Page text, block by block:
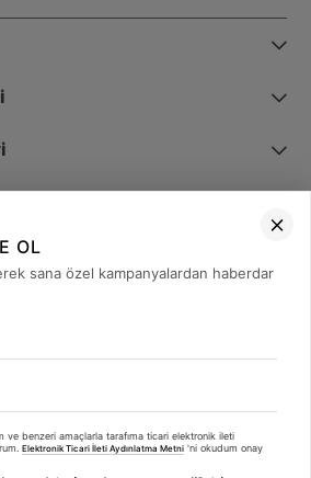
(850) 473 08 08
OL
sana özel kampanyalardan haberdar
ve benzeri amaçlarla tarafıma ticari elektronik ileti
Elektronik Ticari İleti Aydınlatma Metni 'ni okudum onay